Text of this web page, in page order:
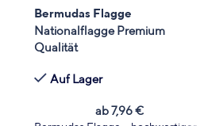
Bermudas Flagge
Nationalflagge Premium
Qualität
Auf Lager
ab7,96€